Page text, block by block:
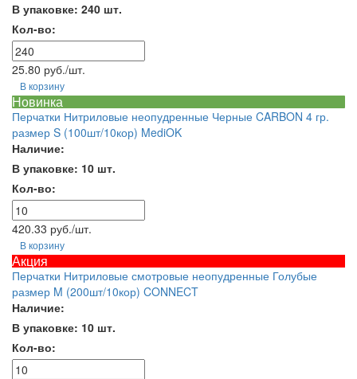
В упаковке: 240 шт.
Кол-во:
25.80 руб./шт.
В корзину
Новинка
Перчатки Нитриловые неопудренные Черные CARBON 4 гр.
размер S (100шт/10кор) MediOK
Наличие:
В упаковке: 10 шт.
Кол-во:
420.33 руб./шт.
В корзину
Акция
Перчатки Нитриловые смотровые неопудренные Голубые
размер M (200шт/10кор) CONNECT
Наличие:
В упаковке: 10 шт.
Кол-во: